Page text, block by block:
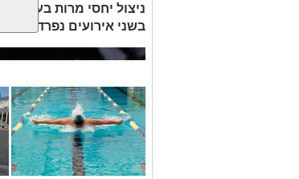
ניצול יחסי מרות
בשני אירועים נפרדים וכי